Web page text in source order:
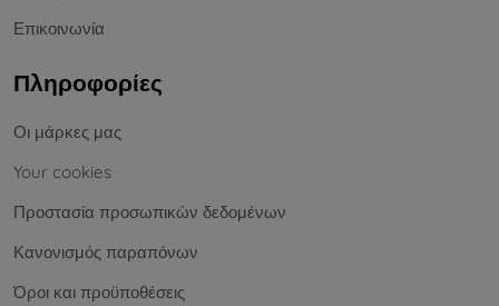
Επικοινωνία
Πληροφορίες
Οι μάρκες μας
Your cookies
Προστασία προσωπικών δεδομένων
Κανονισμός παραπόνων
Όροι και προϋποθέσεις